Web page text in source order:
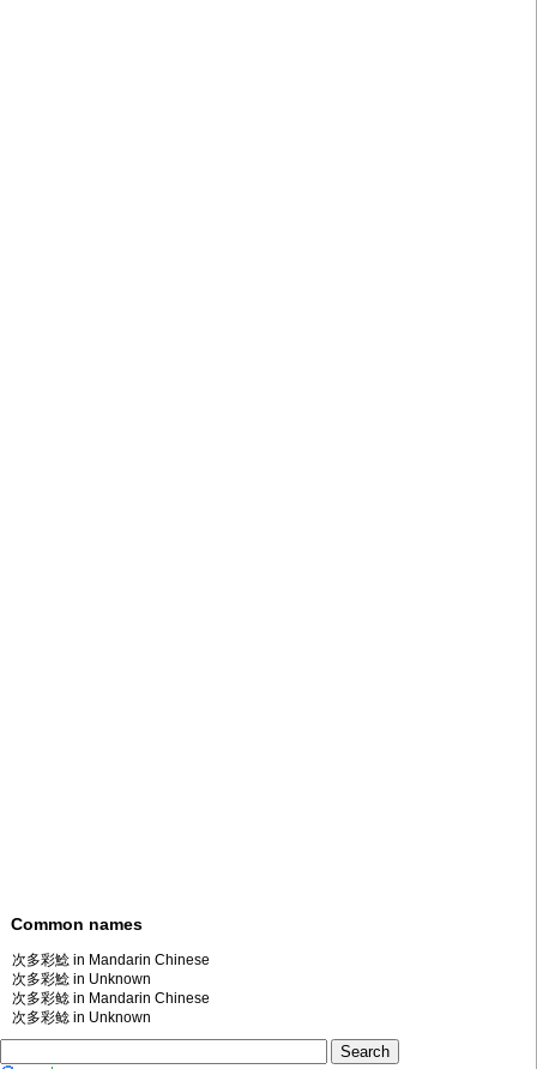
Common names
次多彩鯰 in Mandarin Chinese
次多彩鯰 in Unknown
次多彩鲶 in Mandarin Chinese
次多彩鲶 in Unknown